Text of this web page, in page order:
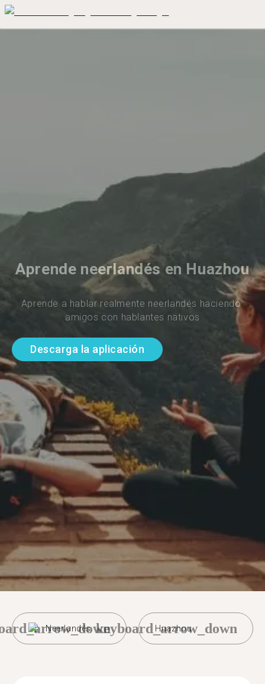
Aprende neerlandés en Huazhou
Aprende a hablar realmente neerlandés haciendo
amigos con hablantes nativos
Descarga la aplicación
Neerlandés Huazhou
keyboard_arrow_down